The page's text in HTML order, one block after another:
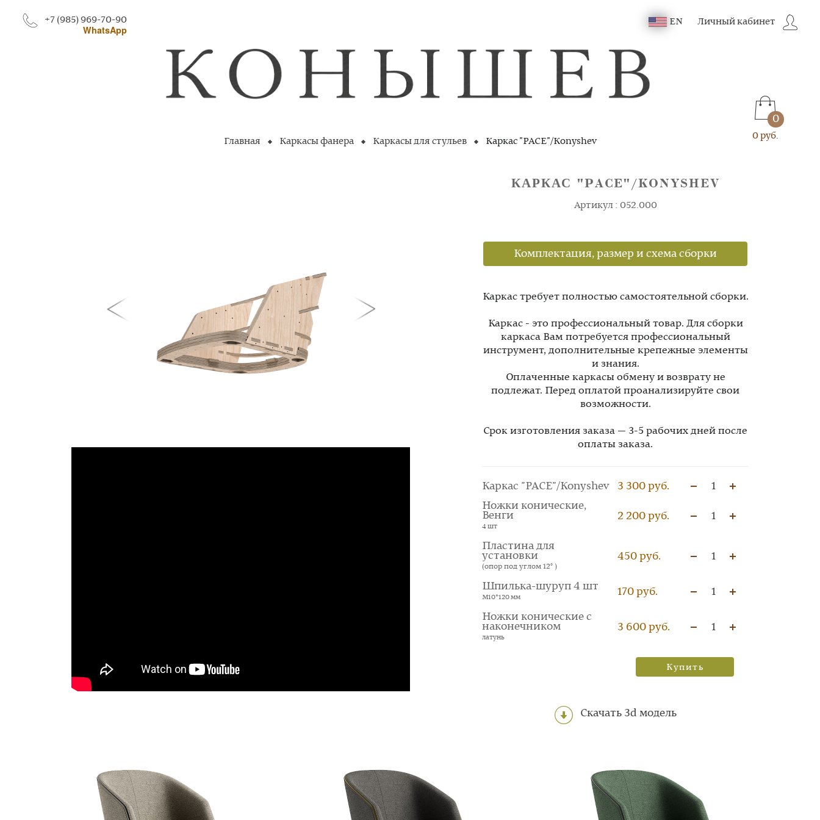
+7 (985) 969-70-90
WhatsApp
EN Личный кабинет
0
0 руб.
Главная Каркасы фанера Каркасы для стульев Каркас "PACE"/Konyshev
КАРКАС "PACE"/KONYSHEV
Артикул : 052.000
Комплектация, размер и схема сборки
Каркас требует полностью самостоятельной сборки.
Каркас - это профессиональный товар. Для сборки
каркаса Вам потребуется профессиональный
инструмент, дополнительные крепежные элементы
и знания.
Оплаченные каркасы обмену и возврату не
подлежат. Перед оплатой проанализируйте свои
возможности.
Срок изготовления заказа — 3-5 рабочих дней после
оплаты заказа.
Каркас "PACE"/Konyshev 3 300 руб.
1
Ножки конические,
Венги
4 шт
2 200 руб. 1
Пластина для
установки
(опор под углом 12° )
450 руб. 1
Шпилька-шуруп 4 шт
М10*120 мм 170 руб. 1
Ножки конические с
наконечником
латунь
3 600 руб. 1
Купить
Скачать 3d модель